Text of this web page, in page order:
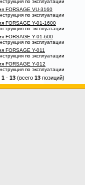
по эксплуатации
FORSAGE VU-3160
по эксплуатации
FORSAGE Y-01-1600
по эксплуатации
FORSAGE Y-01-600
по эксплуатации
FORSAGE Y-011
по эксплуатации
FORSAGE Y-012
по эксплуатации
1 - 13 (всего 13 позиций)